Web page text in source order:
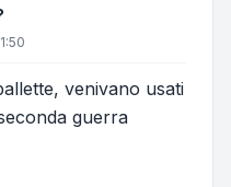
venivano usati
guerra